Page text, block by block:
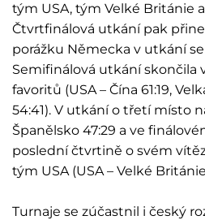
tým USA, tým Velké Británie
Čtvrtfinálová utkání pak
porážku Německa v utkání
Semifinálová utkání skončila
favoritů (USA – Čína 61:19,
54:41). V utkání o třetí místo
Španělsko 47:29 a ve
poslední čtvrtině o svém
tým USA (USA – Velké
Turnaje se zúčastnil i český